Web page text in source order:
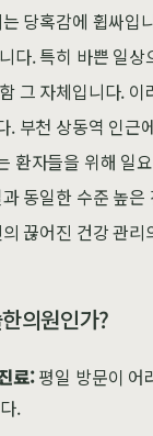
당혹감에 휩싸
다. 특히 바쁜 일
그 자체입니다.
. 부천 상동역 인근
환자들을 위해 일
동일한 수준 높
끊어진 건강 관
의원인가?
료:평일 방문이 어
.